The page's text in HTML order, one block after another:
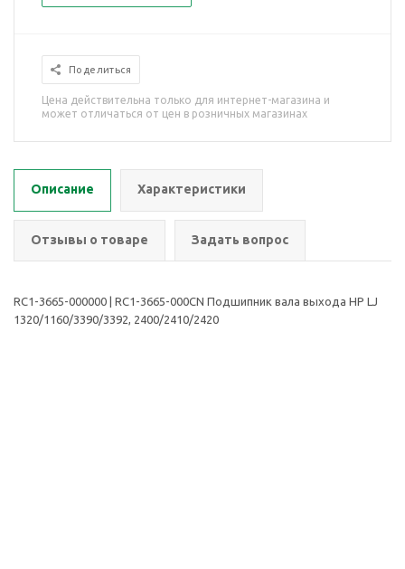
Поделиться
Цена действительна только для интернет-магазина и
может отличаться от цен в розничных магазинах
Описание Характеристики
Отзывы о товаре Задать вопрос
RC1-3665-000000 | RC1-3665-000CN Подшипник вала выхода HP LJ
1320/1160/3390/3392, 2400/2410/2420